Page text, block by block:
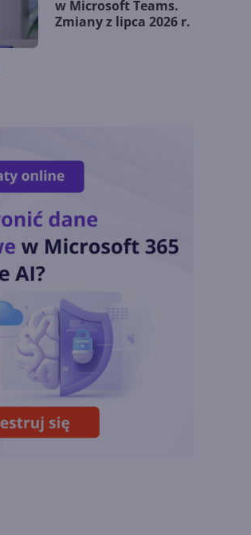
w Microsoft Teams.
Zmiany z lipca 2026 r.
OpenAI tnie ceny
modeli GPT-5.6.
Odpowiedź na presję
Chin
chmury. Microsoft
ogłasza znakomite
wyniki i
superaplikację
Sztuczna inteligencja
wspiera odkrycia
naukowe. OpenAI
startuje z nowym